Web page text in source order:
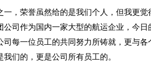
一，荣誉虽然给的是我们个人，但我更
公司作为国内一家大型的航运企业，今
司每一位员工的共同努力所铸就，更与
们的，更是公司所有员工的。